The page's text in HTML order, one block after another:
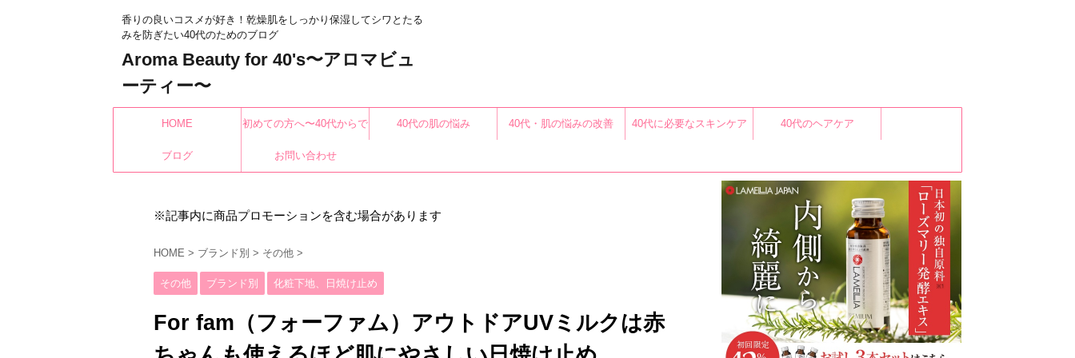
香りの良いコスメが好き！乾燥肌をしっかり保湿してシワとたる
みを防ぎたい40代のためのブログ
Aroma Beauty for 40's〜アロマビュ
ーティー〜
HOME 初めての方へ〜40代からで
もみんなキレイになれる
40代の肌の悩み 40代・肌の悩みの改善 40代に必要なスキンケア 40代のヘアケア
ブログ お問い合わせ
※記事内に商品プロモーションを含む場合があります
HOME > ブランド別 > その他 >
その他 ブランド別 化粧下地、日焼け止め
For fam（フォーファム）アウトドアUVミルクは赤